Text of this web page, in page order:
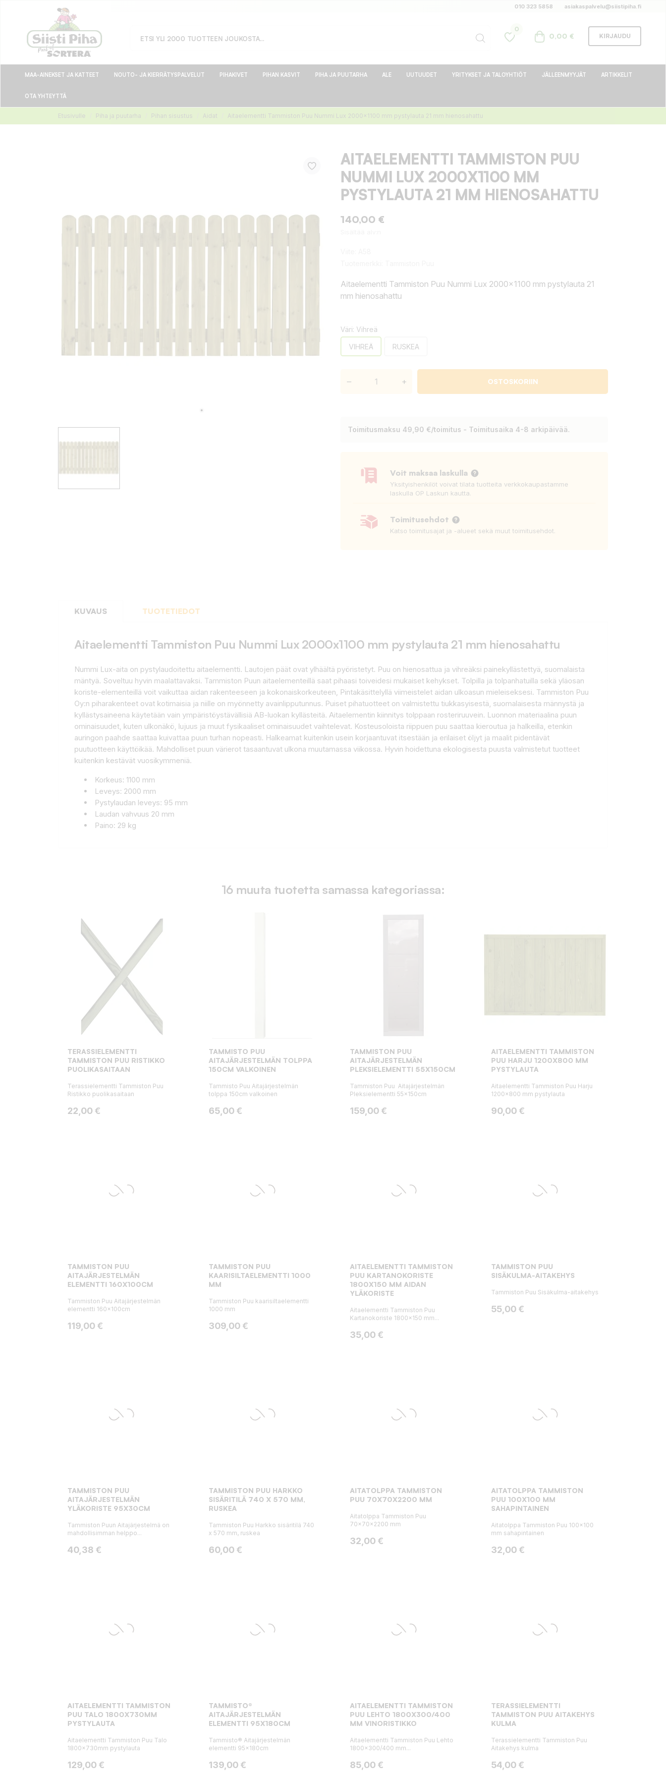
010 323 5858 asiakaspalvelu@siistipiha.fi
0
0,00 € KIRJAUDU
MAA-AINEKSET JA KATTEET NOUTO- JA KIERRÄTYSPALVELUT PIHAKIVET PIHAN KASVIT PIHA JA PUUTARHA ALE UUTUUDET YRITYKSET JA TALOYHTIÖT JÄLLEENMYYJÄT ARTIKKELIT
OTA YHTEYTTÄ
Etusivulle Piha ja puutarha Pihan sisustus Aidat Aitaelementti Tammiston Puu Nummi Lux 2000x1100 mm pystylauta 21 mm hienosahattu
AITAELEMENTTI TAMMISTON PUU
NUMMI LUX 2000X1100 MM
PYSTYLAUTA 21 MM HIENOSAHATTU
140,00 €
Aitaelementti Tammiston Puu Nummi Lux 2000x1100 mm pystylauta 21
mm hienosahattu
Väri: Vihreä
VIHREÄ RUSKEA
– + OSTOSKORIIN
Toimitusmaksu 49,90 €/toimitus - Toimitusaika 4-8 arkipäivää.
Voit maksaa laskulla
Yksityishenkilöt voivat tilata tuotteita verkkokaupastamme
laskulla OP Laskun kautta.
Toimitusehdot
Katso toimitusajat ja -alueet sekä muut toimitusehdot.
KUVAUS TUOTETIEDOT
Aitaelementti Tammiston Puu Nummi Lux 2000x1100 mm pystylauta 21 mm hienosahattu
Nummi Lux-aita on pystylaudoitettu aitaelementti. Lautojen päät ovat ylhäältä pyöristetyt. Puu on hienosattua ja vihreäksi painekyllästettyä, suomalaista
mäntyä. Soveltuu hyvin maalattavaksi. Tammiston Puun aitaelementeillä saat pihaasi toiveidesi mukaiset kehykset. Tolpilla ja tolpanhatuilla sekä yläosan
koriste-elementeillä voit vaikuttaa aidan rakenteeseen ja kokonaiskorkeuteen, Pintakäsittelyllä viimeistelet aidan ulkoasun mieleiseksesi. Tammiston Puu
Oy:n piharakenteet ovat kotimaisia ja niille on myönnetty avainlipputunnus. Puiset pihatuotteet on valmistettu tiukkasyisestä, suomalaisesta männystä ja
kyllästysaineena käytetään vain ympäristöystävällisiä AB-luokan kyllästeitä. Aitaelementin kiinnitys tolppaan rosteriruuvein. Luonnon materiaalina puun
ominaisuudet, kuten ulkonäkö, lujuus ja muut fysikaaliset ominaisuudet vaihtelevat. Kosteusoloista riippuen puu saattaa kieroutua ja halkeilla, etenkin
auringon paahde saattaa kuivattaa puun turhan nopeasti. Halkeamat kuitenkin usein korjaantuvat itsestään ja erilaiset öljyt ja maalit pidentävät
puutuotteen käyttöikää. Mahdolliset puun värierot tasaantuvat ulkona muutamassa viikossa. Hyvin hoidettuna ekologisesta puusta valmistetut tuotteet
kuitenkin kestävät vuosikymmeniä.
Korkeus: 1100 mm
Leveys: 2000 mm
Pystylaudan leveys: 95 mm
Laudan vahvuus 20 mm
Paino: 29 kg
16 muuta tuotetta samassa kategoriassa:
TERASSIELEMENTTI
TAMMISTON PUU RISTIKKO
PUOLIKASAITAAN
Terassielementti Tammiston Puu
Ristikko puolikasaitaan
Hinta
22,00 €
TAMMISTO PUU
AITAJÄRJESTELMÄN TOLPPA
150CM VALKOINEN
Tammisto Puu Aitajärjestelmän
tolppa 150cm valkoinen
Hinta
65,00 €
TAMMISTON PUU
AITAJÄRJESTELMÄN
PLEKSIELEMENTTI 55X150CM
Tammiston Puu Aitajärjestelmän
Pleksielementti 55x150cm
Hinta
159,00 €
AITAELEMENTTI TAMMISTON
PUU HARJU 1200X800 MM
PYSTYLAUTA
Aitaelementti Tammiston Puu Harju
1200x800 mm pystylauta
Hinta
90,00 €
TAMMISTON PUU
AITAJÄRJESTELMÄN
ELEMENTTI 160X100CM
Tammiston Puu Aitajärjestelmän
elementti 160x100cm
Hinta
119,00 €
TAMMISTON PUU
KAARISILTAELEMENTTI 1000
MM
Tammiston Puu kaarisiltaelementti
1000 mm
Hinta
309,00 €
AITAELEMENTTI TAMMISTON
PUU KARTANOKORISTE
1800X150 MM AIDAN
YLÄKORISTE
Aitaelementti Tammiston Puu
Kartanokoriste 1800x150 mm...
Hinta
35,00 €
TAMMISTON PUU
SISÄKULMA-AITAKEHYS
Tammiston Puu Sisäkulma-aitakehys
Hinta
55,00 €
TAMMISTON PUU
AITAJÄRJESTELMÄN
YLÄKORISTE 95X30CM
Tammiston Puun Aitajärjestelmä on
mahdollisimman helppo...
Hinta
40,38 €
TAMMISTON PUU HARKKO
SISÄRITILÄ 740 X 570 MM,
RUSKEA
Tammiston Puu Harkko sisäritilä 740
x 570 mm, ruskea
Hinta
60,00 €
AITATOLPPA TAMMISTON
PUU 70X70X2200 MM
Aitatolppa Tammiston Puu
70x70x2200 mm
Hinta
32,00 €
AITATOLPPA TAMMISTON
PUU 100X100 MM
SAHAPINTAINEN
Aitatolppa Tammiston Puu 100x100
mm sahapintainen
Hinta
32,00 €
AITAELEMENTTI TAMMISTON
PUU TALO 1800X730MM
PYSTYLAUTA
Aitaelementti Tammiston Puu Talo
1800x730mm pystylauta
Hinta
129,00 €
TAMMISTO®
AITAJÄRJESTELMÄN
ELEMENTTI 95X180CM
Tammisto® Aitajärjestelmän
elementti 95x180cm
Hinta
139,00 €
AITAELEMENTTI TAMMISTON
PUU LEHTO 1800X300/400
MM VINORISTIKKO
Aitaelementti Tammiston Puu Lehto
1800x300/400 mm...
Hinta
85,00 €
TERASSIELEMENTTI
TAMMISTON PUU AITAKEHYS
KULMA
Terassielementti Tammiston Puu
Aitakehys kulma
Hinta
54,00 €